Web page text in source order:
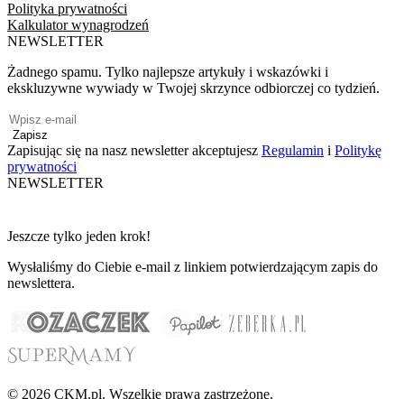
Polityka prywatności
Kalkulator wynagrodzeń
NEWSLETTER
Żadnego spamu. Tylko najlepsze artykuły i wskazówki i
ekskluzywne wywiady w Twojej skrzynce odbiorczej co tydzień.
Zapisz
Zapisując się na nasz newsletter akceptujesz Regulamin i Politykę
prywatności
NEWSLETTER
Jeszcze tylko jeden krok!
Wysłaliśmy do Ciebie e-mail z linkiem potwierdzającym zapis do
newslettera.
© 2026 CKM.pl. Wszelkie prawa zastrzeżone.